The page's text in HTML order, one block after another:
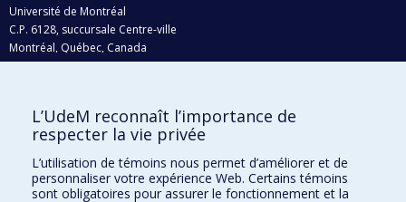
Université de Montréal
C.P. 6128, succursale Centre-ville
Montréal, Québec, Canada
H3C 3J7
Qui fait quoi?
Nous trouver
Plan du site
L’UdeM reconnaît l’importance de
respecter la vie privée
L’utilisation de témoins nous permet d’améliorer et de
personnaliser votre expérience Web. Certains témoins
sont obligatoires pour assurer le fonctionnement et la